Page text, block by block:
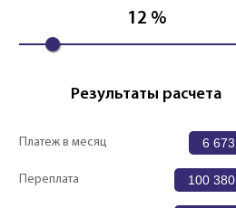
12 %
Результаты расчета
Платеж в месяц 6 673
Переплата 100 380